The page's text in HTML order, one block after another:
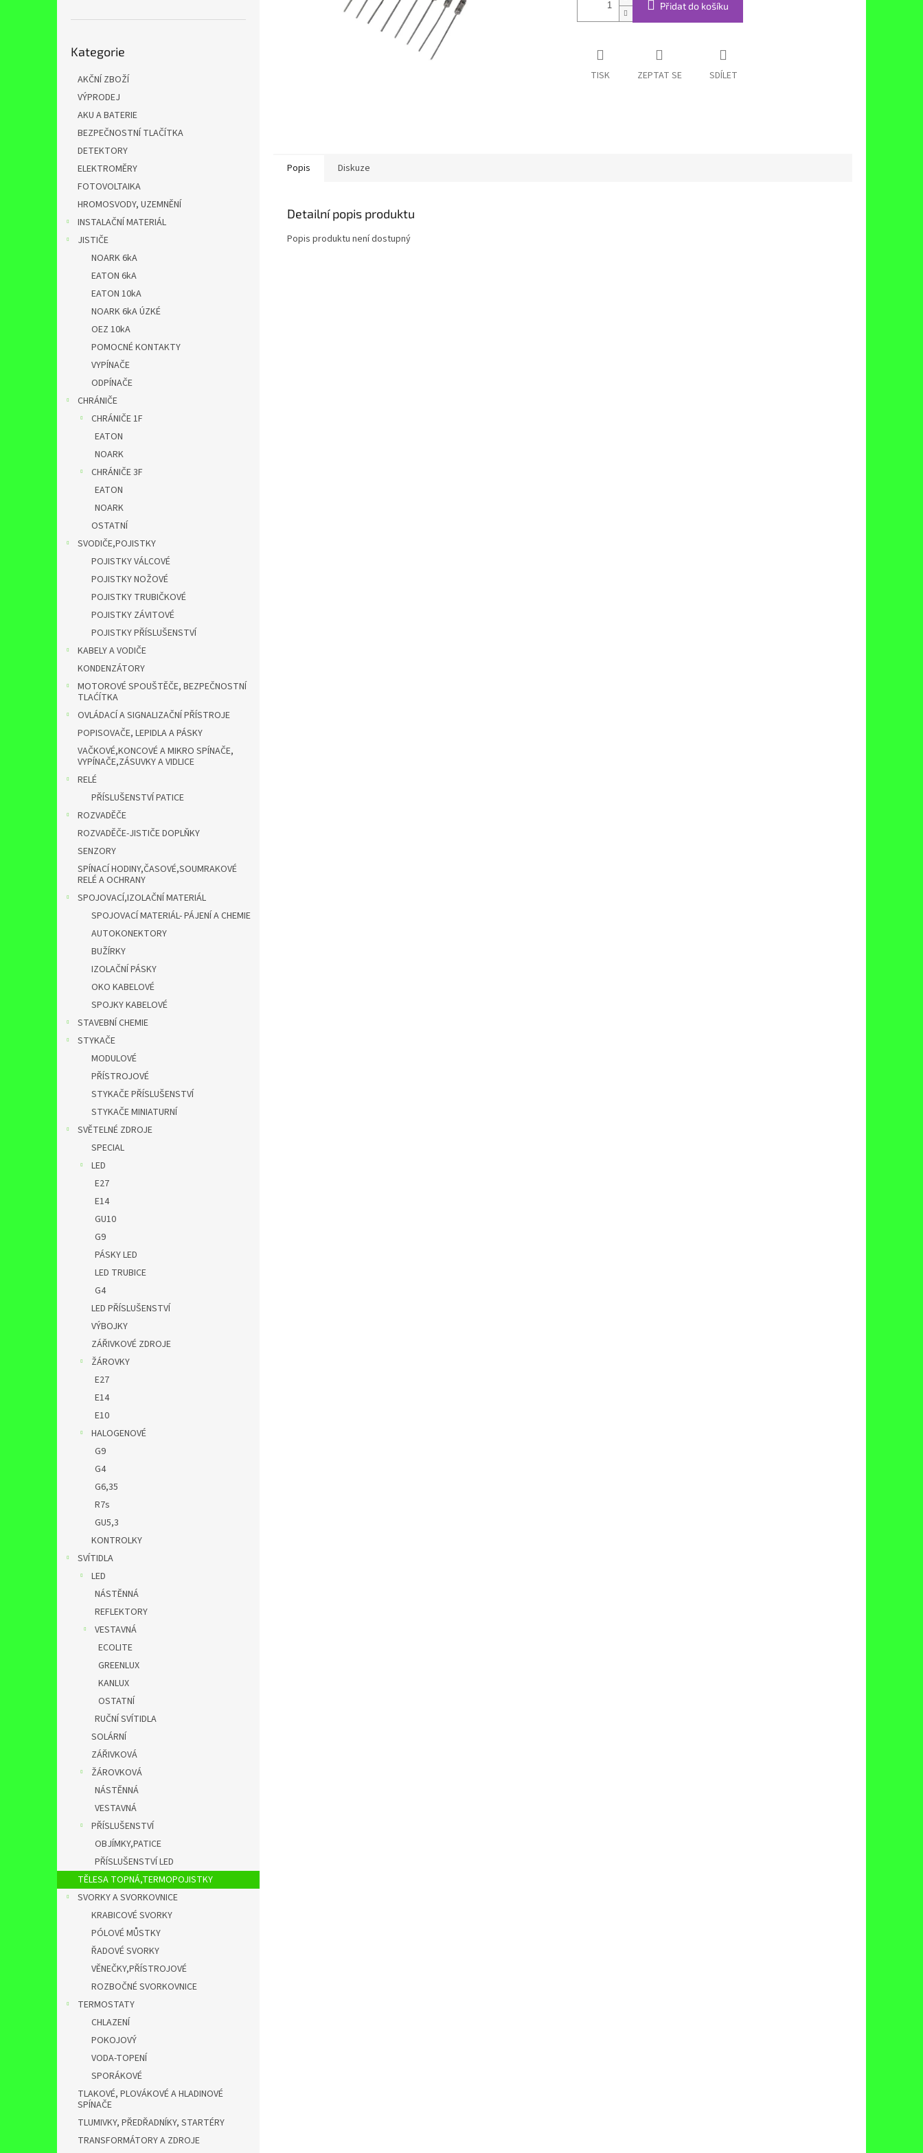
kategorie
Kategorie
AKČNÍ ZBOŽÍ
VÝPRODEJ
AKU A BATERIE
BEZPEČNOSTNÍ TLAČÍTKA
DETEKTORY
ELEKTROMĚRY
FOTOVOLTAIKA
HROMOSVODY, UZEMNĚNÍ
INSTALAČNÍ MATERIÁL
JISTIČE
NOARK 6kA
EATON 6kA
EATON 10kA
NOARK 6kA ÚZKÉ
OEZ 10kA
POMOCNÉ KONTAKTY
VYPÍNAČE
ODPÍNAČE
CHRÁNIČE
CHRÁNIČE 1F
EATON
NOARK
CHRÁNIČE 3F
EATON
NOARK
OSTATNÍ
SVODIČE,POJISTKY
POJISTKY VÁLCOVÉ
POJISTKY NOŽOVÉ
POJISTKY TRUBIČKOVÉ
POJISTKY ZÁVITOVÉ
POJISTKY PŘÍSLUŠENSTVÍ
KABELY A VODIČE
KONDENZÁTORY
MOTOROVÉ SPOUŠTĚČE, BEZPEČNOSTNÍ
TLAĆÍTKA
OVLÁDACÍ A SIGNALIZAČNÍ PŘÍSTROJE
POPISOVAČE, LEPIDLA A PÁSKY
VAČKOVÉ,KONCOVÉ A MIKRO SPÍNAČE,
VYPÍNAČE,ZÁSUVKY A VIDLICE
RELÉ
PŘÍSLUŠENSTVÍ PATICE
ROZVADĚČE
ROZVADĚČE-JISTIČE DOPLŇKY
SENZORY
SPÍNACÍ HODINY,ČASOVÉ,SOUMRAKOVÉ
RELÉ A OCHRANY
SPOJOVACÍ,IZOLAČNÍ MATERIÁL
SPOJOVACÍ MATERIÁL- PÁJENÍ A CHEMIE
AUTOKONEKTORY
BUŽÍRKY
IZOLAČNÍ PÁSKY
OKO KABELOVÉ
SPOJKY KABELOVÉ
STAVEBNÍ CHEMIE
STYKAČE
MODULOVÉ
PŘÍSTROJOVÉ
STYKAČE PŘÍSLUŠENSTVÍ
STYKAČE MINIATURNÍ
SVĚTELNÉ ZDROJE
SPECIAL
LED
E27
E14
GU10
G9
PÁSKY LED
LED TRUBICE
G4
LED PŘÍSLUŠENSTVÍ
VÝBOJKY
ZÁŘIVKOVÉ ZDROJE
ŽÁROVKY
E27
E14
E10
HALOGENOVÉ
G9
G4
G6,35
R7s
GU5,3
KONTROLKY
SVÍTIDLA
LED
NÁSTĚNNÁ
REFLEKTORY
VESTAVNÁ
ECOLITE
GREENLUX
KANLUX
OSTATNÍ
RUČNÍ SVÍTIDLA
SOLÁRNÍ
ZÁŘIVKOVÁ
ŽÁROVKOVÁ
NÁSTĚNNÁ
VESTAVNÁ
PŘÍSLUŠENSTVÍ
OBJÍMKY,PATICE
PŘÍSLUŠENSTVÍ LED
TĚLESA TOPNÁ,TERMOPOJISTKY
SVORKY A SVORKOVNICE
KRABICOVÉ SVORKY
PÓLOVÉ MŮSTKY
ŘADOVÉ SVORKY
VĚNEČKY,PŘÍSTROJOVÉ
ROZBOČNÉ SVORKOVNICE
TERMOSTATY
CHLAZENÍ
POKOJOVÝ
VODA-TOPENÍ
SPORÁKOVÉ
TLAKOVÉ, PLOVÁKOVÉ A HLADINOVÉ
SPÍNAČE
TLUMIVKY, PŘEDŘADNÍKY, STARTÉRY
TRANSFORMÁTORY A ZDROJE
Přidat do košíku
TISK ZEPTAT SE SDÍLET
Popis Diskuze
Detailní popis produktu
Popis produktu není dostupný